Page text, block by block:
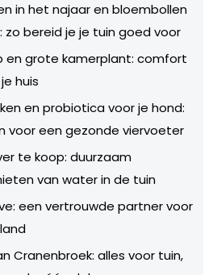
in het najaar en bloembollen
zo bereid je je tuin goed voor
en grote kamerplant: comfort
huis
en probiotica voor je hond:
voor een gezonde viervoeter
te koop: duurzaam
van water in de tuin
een vertrouwde partner voor
Cranenbroek: alles voor tuin,